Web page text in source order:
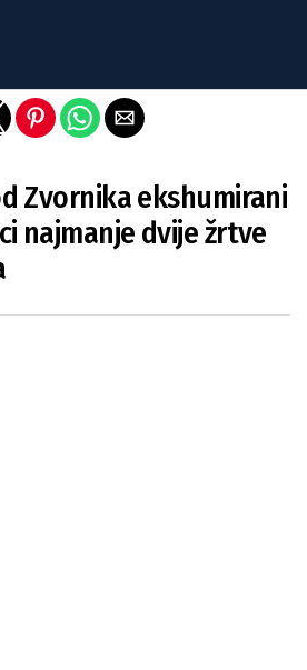
Zvornika ekshumirani
najmanje dvije žrtve